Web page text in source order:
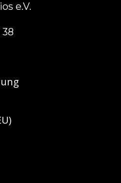
e.V.